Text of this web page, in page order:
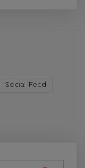
Social Feed